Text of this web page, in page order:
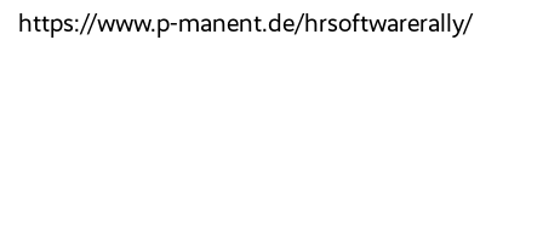
https://www.p-manent.de/hrsoftwarerally/